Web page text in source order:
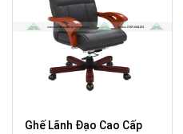
Ghế Lãnh Đạo Cao Cấp